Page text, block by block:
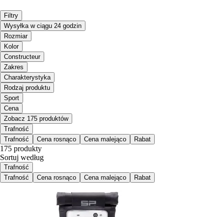
Filtry
Wysyłka w ciągu 24 godzin
Rozmiar
Kolor
Constructeur
Zakres
Charakterystyka
Rodzaj produktu
Sport
Cena
Zobacz 175 produktów
Trafność
Trafność
Cena rosnąco Cena malejąco Rabat
175 produkty
Sortuj według
Trafność
Trafność
Cena rosnąco Cena malejąco Rabat